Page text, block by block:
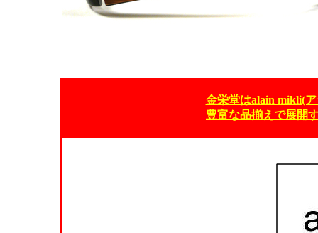
金栄堂はalain mikli(
豊富な品揃えで展開